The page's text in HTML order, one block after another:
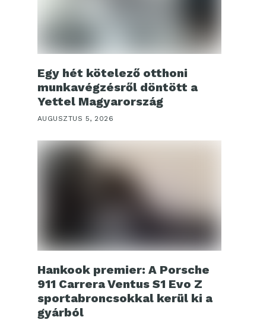
Egy hét kötelező otthoni
munkavégzésről döntött a
Yettel Magyarország
AUGUSZTUS 5, 2026
Hankook premier: A Porsche
911 Carrera Ventus S1 Evo Z
sportabroncsokkal kerül ki a
gyárból